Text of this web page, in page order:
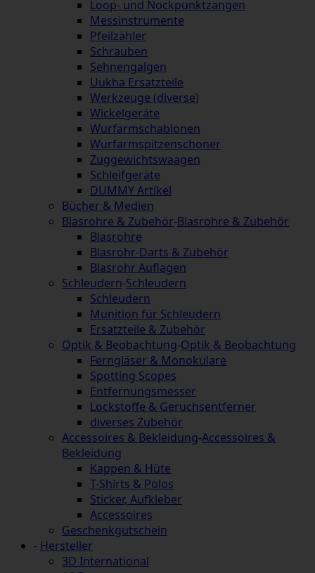
Loop- und Nockpunktzangen
Messinstrumente
Pfeilzähler
Schrauben
Sehnengalgen
Uukha Ersatzteile
Werkzeuge (diverse)
Wickelgeräte
Wurfarmschablonen
Wurfarmspitzenschoner
Zuggewichtswaagen
Schleifgeräte
DUMMY Artikel
Bücher & Medien
Blasrohre & Zubehör-Blasrohre & Zubehör
Blasrohre
Blasrohr-Darts & Zubehör
Blasrohr Auflagen
Schleudern-Schleudern
Schleudern
Munition für Schleudern
Ersatzteile & Zubehör
Optik & Beobachtung-Optik & Beobachtung
Ferngläser & Monokulare
Spotting Scopes
Entfernungsmesser
Lockstoffe & Geruchsentferner
diverses Zubehör
Accessoires & Bekleidung-Accessoires &
Bekleidung
Kappen & Hüte
T-Shirts & Polos
Sticker, Aufkleber
Accessoires
Geschenkgutschein
- Hersteller
3D International